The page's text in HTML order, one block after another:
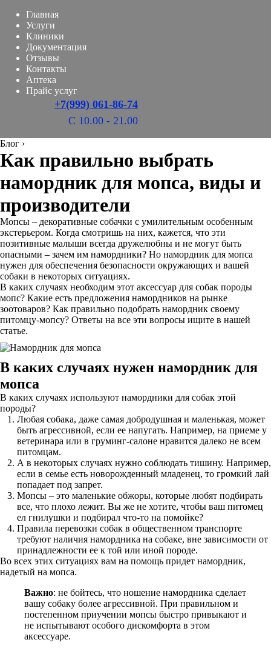
Главная
Услуги
Клиники
Документация
Отзывы
Контакты
Аптека
Прайс услуг
+7(999) 061-86-74
С 10.00 - 21.00
Блог ›
Как правильно выбрать
намордник для мопса, виды и
производители
Мопсы – декоративные собачки с умилительным особенным
экстерьером. Когда смотришь на них, кажется, что эти
позитивные малыши всегда дружелюбны и не могут быть
опасными – зачем им намордники? Но намордник для мопса
нужен для обеспечения безопасности окружающих и вашей
собаки в некоторых ситуациях.
В каких случаях необходим этот аксессуар для собак породы
мопс? Какие есть предложения намордников на рынке
зоотоваров? Как правильно подобрать намордник своему
питомцу-мопсу? Ответы на все эти вопросы ищите в нашей
статье.
В каких случаях нужен намордник для
мопса
В каких случаях используют намордники для собак этой
породы?
Любая собака, даже самая добродушная и маленькая, может
быть агрессивной, если ее напугать. Например, на приеме у
ветеринара или в груминг-салоне нравится далеко не всем
питомцам.
А в некоторых случаях нужно соблюдать тишину. Например,
если в семье есть новорожденный младенец, то громкий лай
попадает под запрет.
Мопсы – это маленькие обжоры, которые любят подбирать
все, что плохо лежит. Вы же не хотите, чтобы ваш питомец
ел гнилушки и подбирал что-то на помойке?
Правила перевозки собак в общественном транспорте
требуют наличия намордника на собаке, вне зависимости от
принадлежности ее к той или иной породе.
Во всех этих ситуациях вам на помощь придет намордник,
надетый на мопса.
Важно: не бойтесь, что ношение намордника сделает
вашу собаку более агрессивной. При правильном и
постепенном приучении мопсы быстро привыкают и
не испытывают особого дискомфорта в этом
аксессуаре.